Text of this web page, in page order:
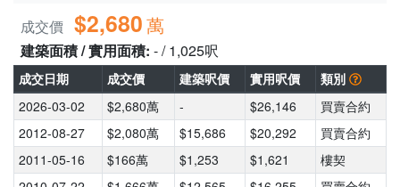
成交價 $2,680萬
建築面積 / 實用面積: - / 1,025呎
成交日期 成交價 建築呎價 實用呎價
類別
2026-03-02
$2,680萬 - $26,146
買賣合約
2012-08-27
$2,080萬 $15,686 $20,292
買賣合約
2011-05-16
$166萬 $1,253 $1,621
樓契